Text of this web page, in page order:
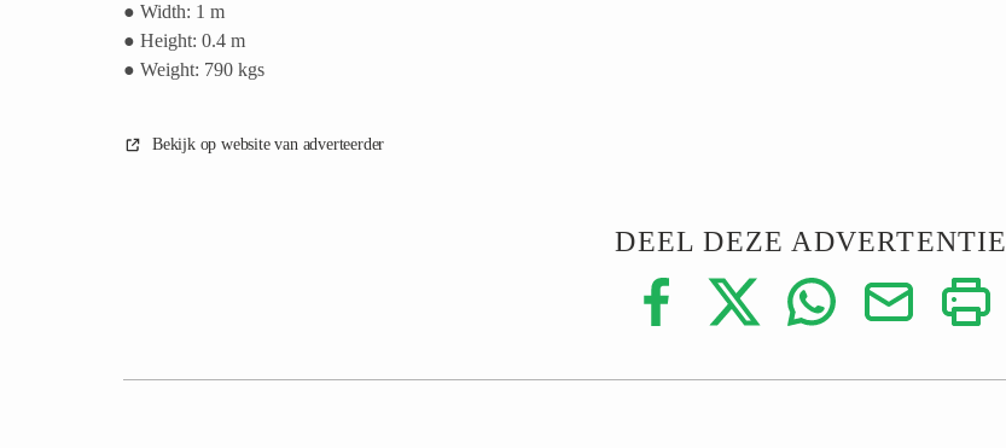
● Width: 1 m
● Height: 0.4 m
● Weight: 790 kgs
Bekijk op website van adverteerder
DEEL DEZE ADVERTENTIE